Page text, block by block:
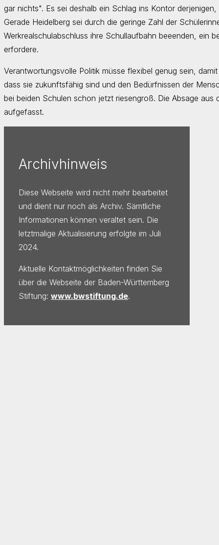
gar nichts". Es sei deshalb ein Schlag ins Kontor
Gerade Heidelberg sei durch die geringe Zahl der
Werkrealschulabschluss ihre Schullaufbahn beeenden, ein
erfordere.
Verantwortungsvolle Politik müsse flexibel genug sein,
dass sie zukunftsfähig sind und den Bedürfnissen der
bei beiden Schulen schon jetzt riesengroß. Die Absage aus
aufgefasst.
Archivhinweis
Diese Webseite wird nicht mehr bearbeitet
und dient nur noch als Archiv. Sämtliche
Informationen können veraltet sein. Die
letztmalige Aktualisierung erfolgte im Juli
2024.
Aktuelle Kontaktmöglichkeiten finden Sie
über die Webseite der Baden-Württemberg
Stiftung: www.bwstiftung.de.